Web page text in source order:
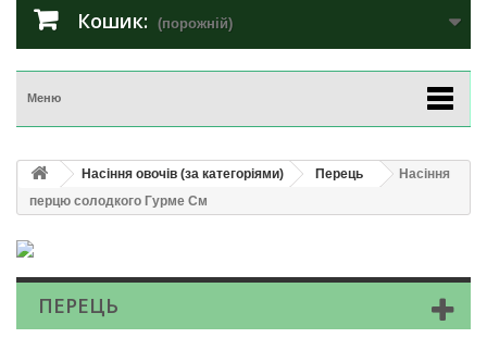
Кошик: (порожній)
Меню
Насіння овочів (за категоріями) Перець
Насіння
перцю солодкого Гурме См
ПЕРЕЦЬ